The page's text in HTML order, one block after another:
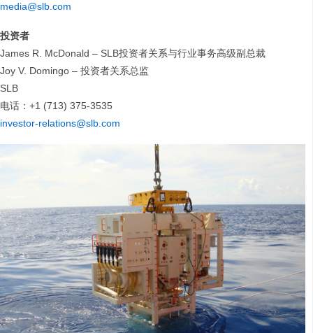
media@slb.com
投资者
James R. McDonald – SLB投资者关系与行业事务高级副总裁
Joy V. Domingo – 投资者关系总监
SLB
电话：+1 (713) 375-3535
investor-relations@slb.com